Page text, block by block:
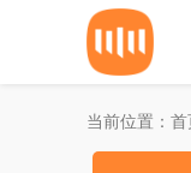
当前位置： 首